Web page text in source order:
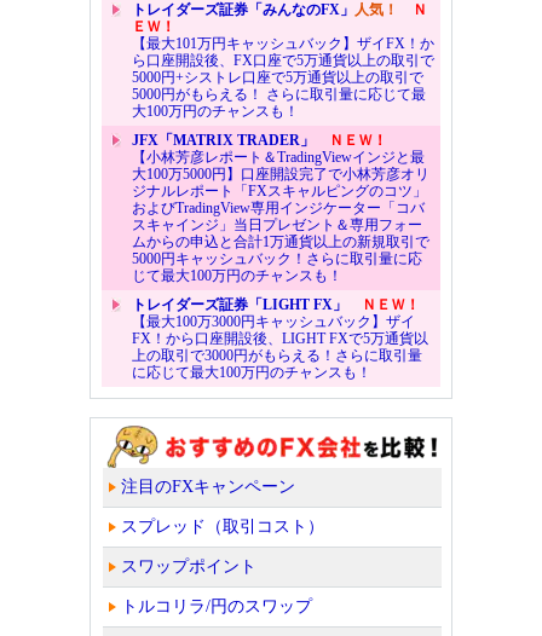
トレイダーズ証券「みんなのFX」 人気！
Ｎ
ＥＷ！
【最大101万円キャッシュバック】ザイFX！か
ら口座開設後、FX口座で5万通貨以上の取引で
5000円+シストレ口座で5万通貨以上の取引で
5000円がもらえる！ さらに取引量に応じて最
大100万円のチャンスも！
JFX「MATRIX TRADER」
ＮＥＷ！
【小林芳彦レポート＆TradingViewインジと最
大100万5000円】口座開設完了で小林芳彦オリ
ジナルレポート「FXスキャルピングのコツ」
およびTradingView専用インジケーター「コバ
スキャインジ」当日プレゼント＆専用フォー
ムからの申込と合計1万通貨以上の新規取引で
5000円キャッシュバック！さらに取引量に応
じて最大100万円のチャンスも！
トレイダーズ証券「LIGHT FX」
ＮＥＷ！
【最大100万3000円キャッシュバック】ザイ
FX！から口座開設後、LIGHT FXで5万通貨以
上の取引で3000円がもらえる！さらに取引量
に応じて最大100万円のチャンスも！
注目のFXキャンペーン
スプレッド（取引コスト）
スワップポイント
トルコリラ/円のスワップ